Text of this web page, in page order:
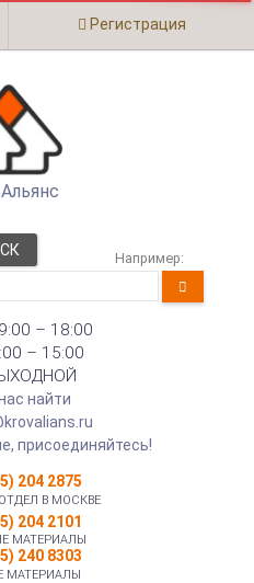
Регистрация
Например:
9:00 – 18:00
– 15:00
найти
присоединяйтесь!
204 2875
В МОСКВЕ
204 2101
МАТЕРИАЛЫ
240 8303
МАТЕРИАЛЫ